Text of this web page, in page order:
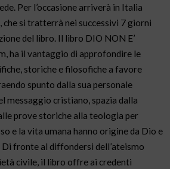
Per l’occasione arriverà in Italia
che si tratterrà nei successivi 7 giorni
del libro. Il libro DIO NON E’
ha il vantaggio di approfondire le
storiche e filosofiche a favore
spunto dalla sua personale
messaggio cristiano, spazia dalla
prove storiche alla teologia per
e la vita umana hanno origine da Dio e
fronte al diffondersi dell’ateismo
civile, il libro offre ai credenti